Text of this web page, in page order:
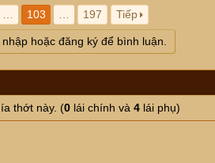
103 197 Tiếp
hoặc đăng ký để bình luận.
thớt này. (0 lái chính và 4 lái phụ)